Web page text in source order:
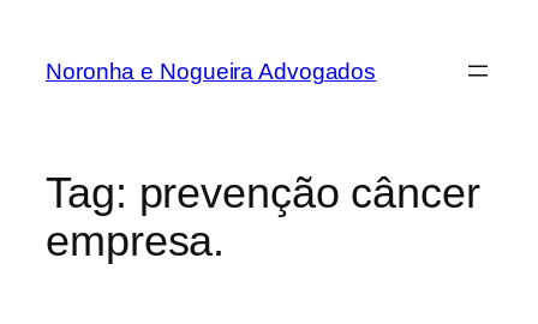
Noronha e Nogueira Advogados
Tag: prevenção câncer
empresa.